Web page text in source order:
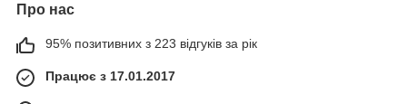
Про нас
95% позитивних з 223 відгуків за рік
Працює з 17.01.2017